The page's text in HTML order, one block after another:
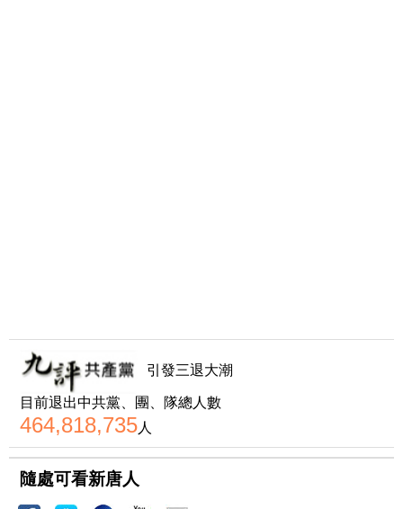
引發三退大潮
目前退出中共黨、團、隊總人數
464,818,735人
隨處可看新唐人